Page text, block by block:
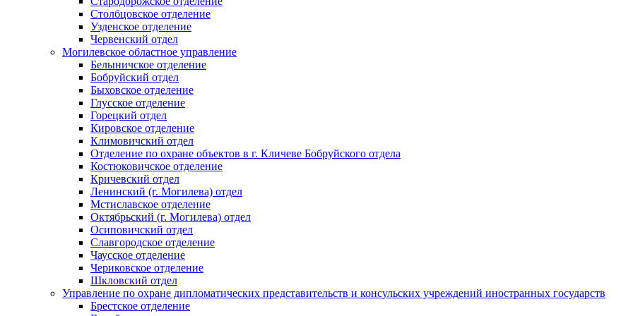
Столбцовское отделение
Узденское отделение
Червенский отдел
Могилевское областное управление
Белыничское отделение
Бобруйский отдел
Быховское отделение
Глусское отделение
Горецкий отдел
Кировское отделение
Климовичский отдел
Отделение по охране объектов в г. Кличеве Бобруйского отдела
Костюковичское отделение
Кричевский отдел
Ленинский (г. Могилева) отдел
Мстиславское отделение
Октябрьский (г. Могилева) отдел
Осиповичский отдел
Славгородское отделение
Чаусское отделение
Чериковское отделение
Шкловский отдел
Управление по охране дипломатических представительств и консульских учреждений иностранных государств
Брестское отделение